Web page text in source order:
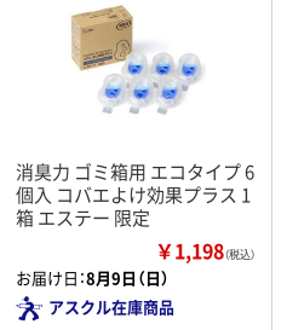
消臭力 ゴミ箱用 エコタイプ 6
個入 コバエよけ効果プラス 1
箱 エステー 限定
￥1,198（税込）
お届け日：8月9日（日）
アスクル在庫商品